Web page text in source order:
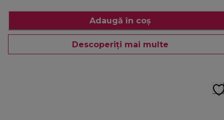
Adaugă în coș
Descoperiți mai multe